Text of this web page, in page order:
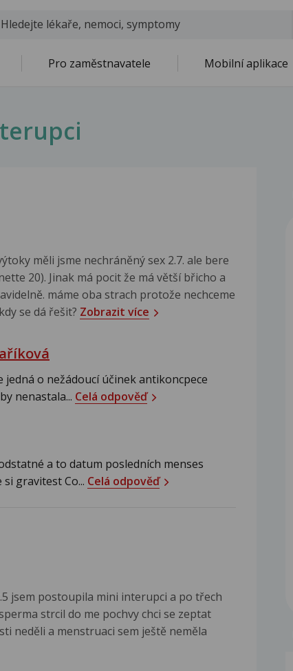
Pro zaměstnavatele Mobilní aplikace
měli jsme nechráněný sex 2.7. ale bere
20). Jinak má pocit že má větší břicho a
máme oba strach protože nechceme
se dá řešit? Zobrazit více
jedná o nežádoucí účinek antikoncpece
nenastala... Celá odpověď
a to datum posledních menses
gravitest Co... Celá odpověď
jsem postoupila mini interupci a po třech
strcil do me pochvy chci se zeptat
neděli a menstruaci sem ještě neměla